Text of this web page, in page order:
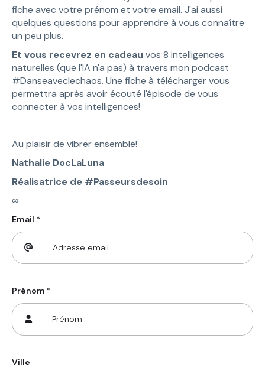
fiche avec votre prénom et votre email. J'ai aussi
quelques questions pour apprendre à vous connaître
un peu plus.
Et vous recevrez en cadeau vos 8 intelligences
naturelles (que l'IA n'a pas) à travers mon podcast
#Danseaveclechaos. Une fiche à télécharger vous
permettra après avoir écouté l'épisode de vous
connecter à vos intelligences!
Au plaisir de vibrer ensemble!
Nathalie DocLaLuna
Réalisatrice de #Passeursdesoin
∞
Email *
Prénom *
Ville